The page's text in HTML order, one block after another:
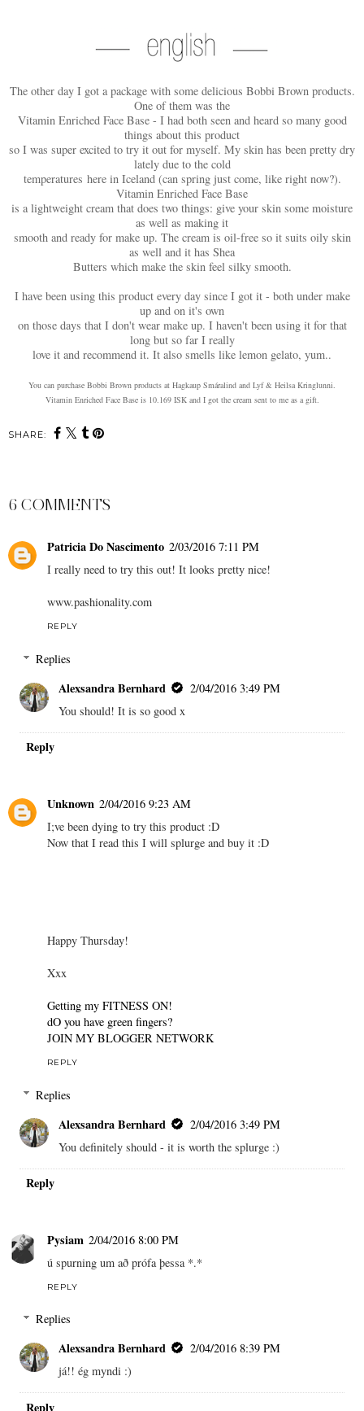
The other day I got a package with some delicious Bobbi Brown products.
One of them was the
Vitamin Enriched Face Base - I had both seen and heard so many good
things about this product
so I was super excited to try it out for myself. My skin has been pretty dry
lately due to the cold
temperatures here in Iceland (can spring just come, like right now?).
Vitamin Enriched Face Base
is a lightweight cream that does two things: give your skin some moisture
as well as making it
smooth and ready for make up. The cream is oil-free so it suits oily skin
as well and it has Shea
Butters which make the skin feel silky smooth.
I have been using this product every day since I got it - both under make
up and on it's own
on those days that I don't wear make up. I haven't been using it for that
long but so far I really
love it and recommend it. It also smells like lemon gelato, yum..
You can purchase Bobbi Brown products at Hagkaup Smáralind and Lyf & Heilsa Kringlunni.
Vitamin Enriched Face Base is 10.169 ISK and I got the cream sent to me as a gift.
SHARE:
6 COMMENTS
Patricia Do Nascimento 2/03/2016 7:11 PM
I really need to try this out! It looks pretty nice!
www.pashionality.com
REPLY
Replies
Alexsandra Bernhard
2/04/2016 3:49 PM
You should! It is so good x
Reply
Unknown 2/04/2016 9:23 AM
I;ve been dying to try this product :D
Now that I read this I will splurge and buy it :D
Happy Thursday!
Xxx
Getting my FITNESS ON!
dO you have green fingers?
JOIN MY BLOGGER NETWORK
REPLY
Replies
Alexsandra Bernhard
2/04/2016 3:49 PM
You definitely should - it is worth the splurge :)
Reply
Pysiam 2/04/2016 8:00 PM
ú spurning um að prófa þessa *.*
REPLY
Replies
Alexsandra Bernhard
2/04/2016 8:39 PM
já!! ég myndi :)
Reply